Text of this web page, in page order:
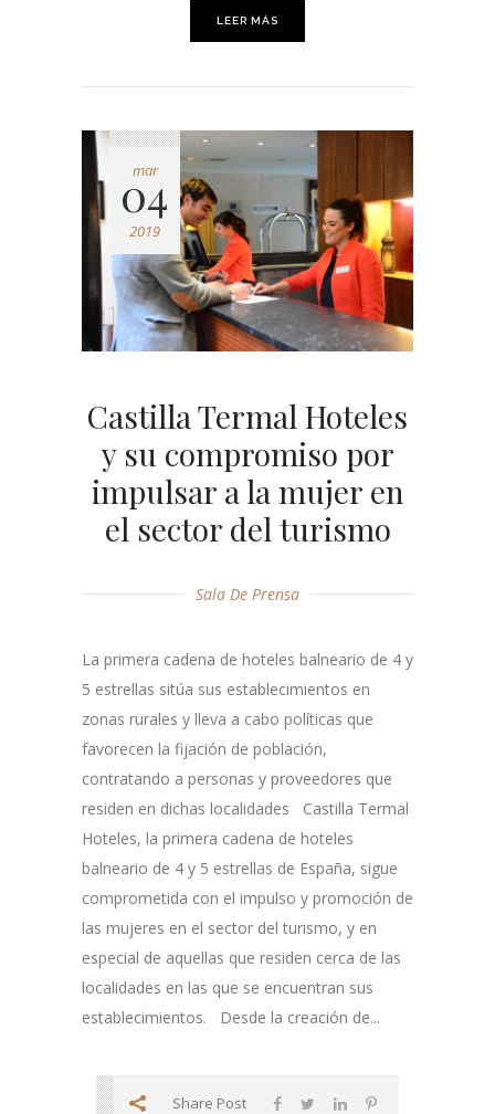
LEER MÁS
mar
04
2019
Castilla Termal Hoteles
y su compromiso por
impulsar a la mujer en
el sector del turismo
Sala De Prensa
La primera cadena de hoteles balneario de 4 y
5 estrellas sitúa sus establecimientos en
zonas rurales y lleva a cabo políticas que
favorecen la fijación de población,
contratando a personas y proveedores que
residen en dichas localidades Castilla Termal
Hoteles, la primera cadena de hoteles
balneario de 4 y 5 estrellas de España, sigue
comprometida con el impulso y promoción de
las mujeres en el sector del turismo, y en
especial de aquellas que residen cerca de las
localidades en las que se encuentran sus
establecimientos. Desde la creación de...
Share Post